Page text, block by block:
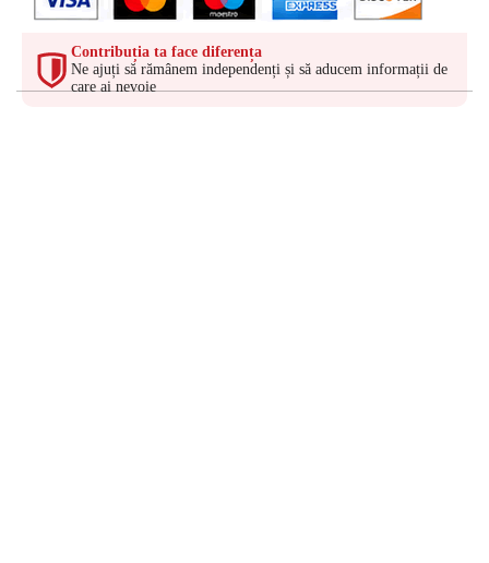
Contribuția ta face diferența
Ne ajuți să rămânem independenți și să aducem informații de
care ai nevoie